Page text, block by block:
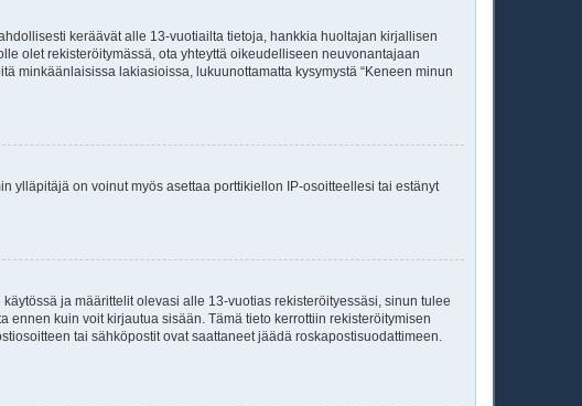
keräävät alle 13-vuotiailta tietoja, hankkia huoltajan kirjallisen
olet rekisteröitymässä, ota yhteyttä oikeudelliseen neuvonantajaan
minkäänlaisissa lakiasioissa, lukuunottamatta kysymystä “Keneen minun
ylläpitäjä on voinut myös asettaa porttikiellon IP-osoitteellesi tai estänyt
ja määrittelit olevasi alle 13-vuotias rekisteröityessäsi, sinun tulee
kuin voit kirjautua sisään. Tämä tieto kerrottiin rekisteröitymisen
tai sähköpostit ovat saattaneet jäädä roskapostisuodattimeen.